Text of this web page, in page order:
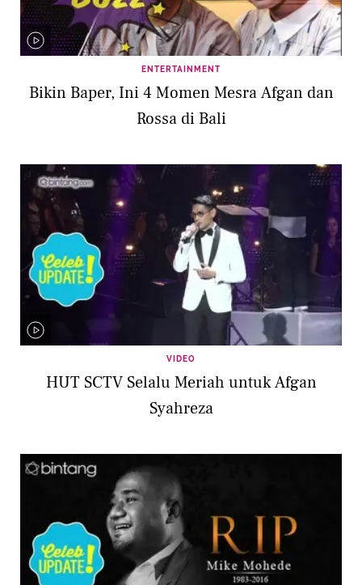
ENTERTAINMENT
Bikin Baper, Ini 4 Momen Mesra Afgan dan
Rossa di Bali
VIDEO
HUT SCTV Selalu Meriah untuk Afgan
Syahreza